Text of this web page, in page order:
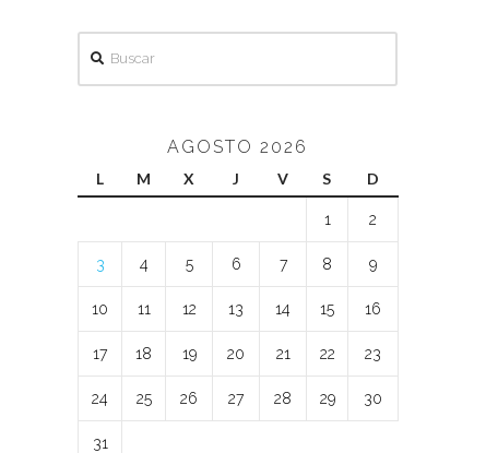
AGOSTO 2026
L M X J V S D
1 2
3 4 5 6 7 8 9
10 11 12 13 14 15 16
17 18 19 20 21 22 23
24 25 26 27 28 29 30
31